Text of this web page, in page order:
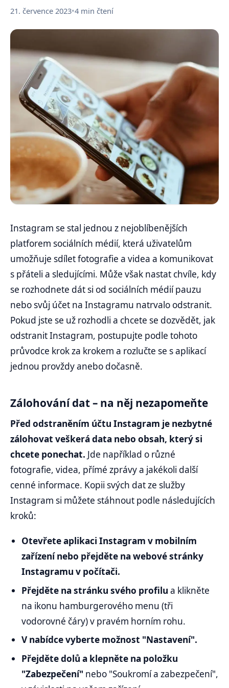
21. července 2023•4 min čtení
Instagram se stal jednou z nejoblíbenějších
platforem sociálních médií, která uživatelům
umožňuje sdílet fotografie a videa a komunikovat
s přáteli a sledujícími. Může však nastat chvíle, kdy
se rozhodnete dát si od sociálních médií pauzu
nebo svůj účet na Instagramu natrvalo odstranit.
Pokud jste se už rozhodli a chcete se dozvědět, jak
odstranit Instagram, postupujte podle tohoto
průvodce krok za krokem a rozlučte se s aplikací
jednou provždy anebo dočasně.
Zálohování dat – na něj nezapomeňte
Před odstraněním účtu Instagram je nezbytné
zálohovat veškerá data nebo obsah, který si
chcete ponechat. Jde například o různé
fotografie, videa, přímé zprávy a jakékoli další
cenné informace. Kopii svých dat ze služby
Instagram si můžete stáhnout podle následujících
kroků:
Otevřete aplikaci Instagram v mobilním
zařízení nebo přejděte na webové stránky
Instagramu v počítači.
Přejděte na stránku svého profilu a klikněte
na ikonu hamburgerového menu (tři
vodorovné čáry) v pravém horním rohu.
V nabídce vyberte možnost "Nastavení".
Přejděte dolů a klepněte na položku
"Zabezpečení" nebo "Soukromí a zabezpečení",